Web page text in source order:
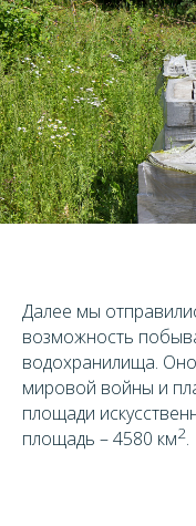
Далее мы
возможность
водохранилища.
мировой войны и
площади
площадь – 4580 км2.